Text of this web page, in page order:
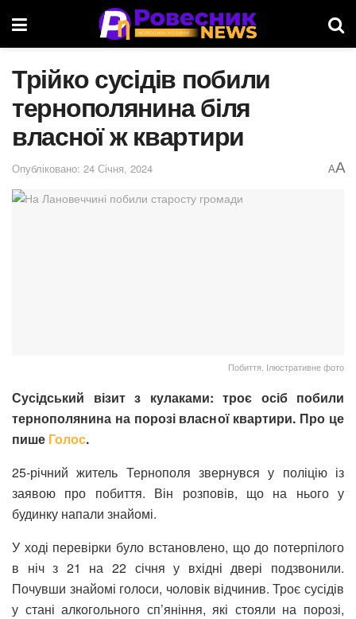
Трійко сусідів побили
тернополянина біля
власної ж квартири
Опубліковано: 24 Січня, 2024 AA
Побиття. Ілюстративне фото
Сусідський візит з кулаками: троє осіб побили
тернополянина на порозі власної квартири. Про це
пише Голос.
25-річний житель Тернополя звернувся у поліцію із
заявою про побиття. Він розповів, що на нього у
будинку напали знайомі.
У ході перевірки було встановлено, що до потерпілого
в ніч з 21 на 22 січня у вхідні двері подзвонили.
Почувши знайомі голоси, чоловік відчинив. Троє сусідів
у стані алкогольного сп’яніння, які стояли на порозі,